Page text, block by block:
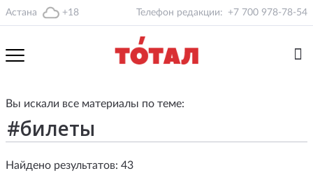
Астана +18 Телефон редакции: +7 700 978-78-54
Вы искали все материалы по теме:
Найдено результатов: 43